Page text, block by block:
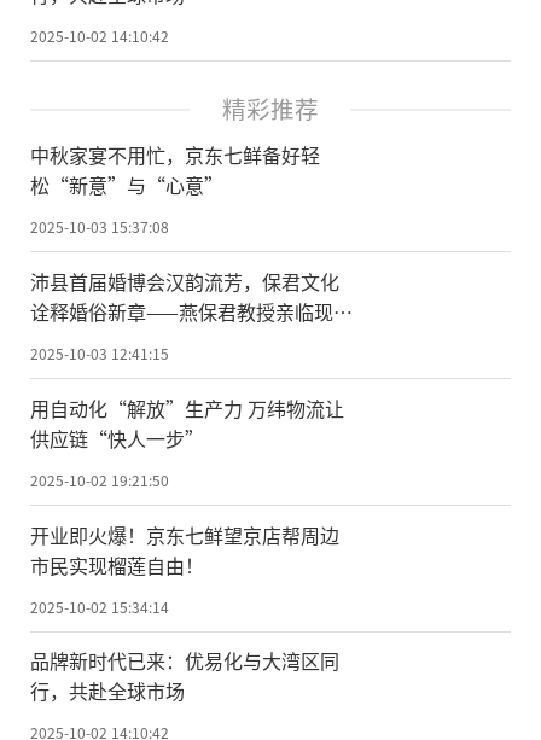
2025-10-02 14:10:42
精彩推荐
中秋家宴不用忙，京东七鲜备好轻
松“新意”与“心意”
2025-10-03 15:37:08
沛县首届婚博会汉韵流芳，保君文化
诠释婚俗新章——燕保君教授亲临现
场，共话汉婚之美
2025-10-03 12:41:15
用自动化“解放”生产力 万纬物流让
供应链“快人一步”
2025-10-02 19:21:50
开业即火爆！京东七鲜望京店帮周边
市民实现榴莲自由！
2025-10-02 15:34:14
品牌新时代已来：优易化与大湾区同
行，共赴全球市场
2025-10-02 14:10:42